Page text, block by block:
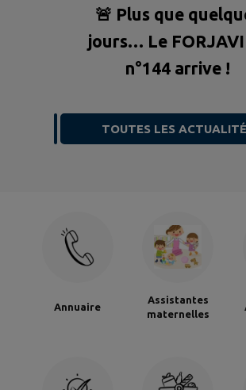
🚨 Plus que
jours… Le FORJAVIEN
n°144 arrive !
TOUTES LES
Annuaire
Assistantes
maternelles